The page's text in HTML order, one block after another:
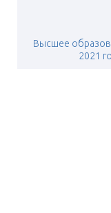
Высшее
2021